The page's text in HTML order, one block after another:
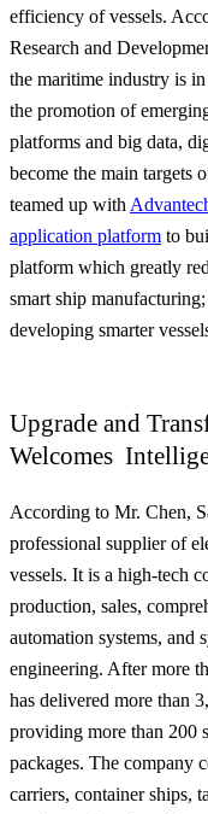
efficiency of vessels.
Research and
the maritime industry is
the promotion of
platforms and big data,
become the main targets
teamed up with
application platform to
platform which greatly
smart ship
developing smarter
Upgrade and
Welcomes
According to Mr. Chen,
professional supplier of
vessels. It is a high-tech
production, sales,
automation systems, and
engineering. After more
has delivered more than
providing more than 200
packages. The company
carriers, container ships,